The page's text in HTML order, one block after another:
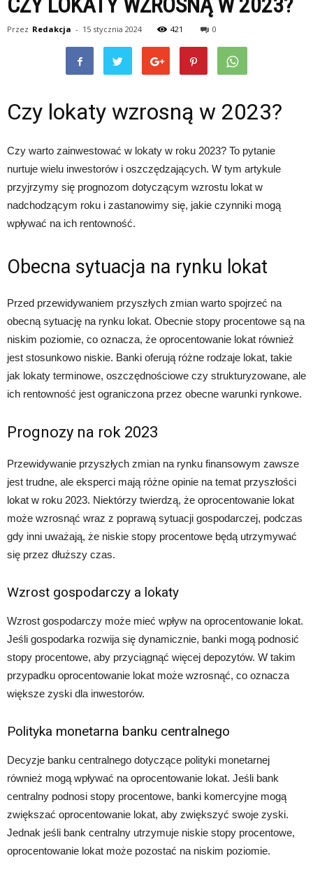
Przez Redakcja - 15 stycznia 2024 421 0
Czy lokaty wzrosną w 2023?
Czy warto zainwestować w lokaty w roku 2023? To pytanie
nurtuje wielu inwestorów i oszczędzających. W tym artykule
przyjrzymy się prognozom dotyczącym wzrostu lokat w
nadchodzącym roku i zastanowimy się, jakie czynniki mogą
wpływać na ich rentowność.
Obecna sytuacja na rynku lokat
Przed przewidywaniem przyszłych zmian warto spojrzeć na
obecną sytuację na rynku lokat. Obecnie stopy procentowe są na
niskim poziomie, co oznacza, że oprocentowanie lokat również
jest stosunkowo niskie. Banki oferują różne rodzaje lokat, takie
jak lokaty terminowe, oszczędnościowe czy strukturyzowane, ale
ich rentowność jest ograniczona przez obecne warunki rynkowe.
Prognozy na rok 2023
Przewidywanie przyszłych zmian na rynku finansowym zawsze
jest trudne, ale eksperci mają różne opinie na temat przyszłości
lokat w roku 2023. Niektórzy twierdzą, że oprocentowanie lokat
może wzrosnąć wraz z poprawą sytuacji gospodarczej, podczas
gdy inni uważają, że niskie stopy procentowe będą utrzymywać
się przez dłuższy czas.
Wzrost gospodarczy a lokaty
Wzrost gospodarczy może mieć wpływ na oprocentowanie lokat.
Jeśli gospodarka rozwija się dynamicznie, banki mogą podnosić
stopy procentowe, aby przyciągnąć więcej depozytów. W takim
przypadku oprocentowanie lokat może wzrosnąć, co oznacza
większe zyski dla inwestorów.
Polityka monetarna banku centralnego
Decyzje banku centralnego dotyczące polityki monetarnej
również mogą wpływać na oprocentowanie lokat. Jeśli bank
centralny podnosi stopy procentowe, banki komercyjne mogą
zwiększać oprocentowanie lokat, aby zwiększyć swoje zyski.
Jednak jeśli bank centralny utrzymuje niskie stopy procentowe,
oprocentowanie lokat może pozostać na niskim poziomie.